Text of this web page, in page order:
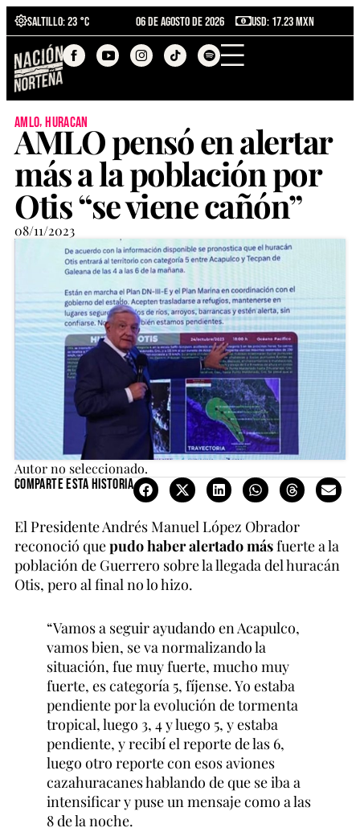
Saltillo: 23 °C 06 de agosto de 2026 USD: 17.23 MXN
amlo,huracan
AMLO pensó en alertar
más a la población por
Otis “se viene cañón”
08/11/2023
Autor no seleccionado.
Comparte esta historia
El Presidente Andrés Manuel López Obrador
reconoció quepudo haber alertado másfuerte a la
población de Guerrero sobre la llegada del huracán
Otis, pero al final no lo hizo.
“Vamos a seguir ayudando en Acapulco,
vamos bien, se va normalizando la
situación, fue muy fuerte, mucho muy
fuerte, es categoría 5, fíjense. Yo estaba
pendiente por la evolución de tormenta
tropical, luego 3, 4 y luego 5, y estaba
pendiente, y recibí el reporte de las 6,
luego otro reporte con esos aviones
cazahuracanes hablando de que se iba a
intensificar y puse un mensaje como a las
8 de la noche.